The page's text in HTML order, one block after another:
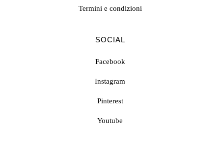
Termini e condizioni
SOCIAL
Facebook
Instagram
Pinterest
Youtube